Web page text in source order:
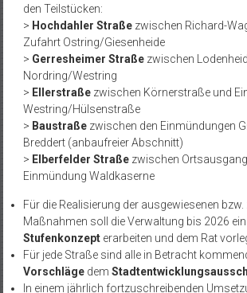
den Teilstücken:
> Hochdahler Straßezwischen Richard-
Zufahrt Ostring/Giesenheide
> Gerresheimer Straßezwischen
Nordring/Westring
> Ellerstraßezwischen Körnerstraße und
Westring/Hülsenstraße
> Baustraßezwischen den Einmündungen
Breddert (anbaufreier Abschnitt)
> Elberfelder Straßezwischen
Einmündung Waldkaserne
Für die Realisierung der ausgewiesenen
Maßnahmen soll die Verwaltung bis 2026 ein
Stufenkonzepterarbeiten und dem Rat
Für jede Straße sind alle in Betracht
Vorschlägedem
In einem jährlich fortzuschreibenden